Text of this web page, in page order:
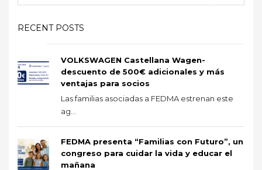
RECENT POSTS
VOLKSWAGEN Castellana Wagen-
descuento de 500€ adicionales y más
ventajas para socios
Las familias asociadas a FEDMA estrenan este
ag...
FEDMA presenta “Familias con Futuro”, un
congreso para cuidar la vida y educar el
mañana